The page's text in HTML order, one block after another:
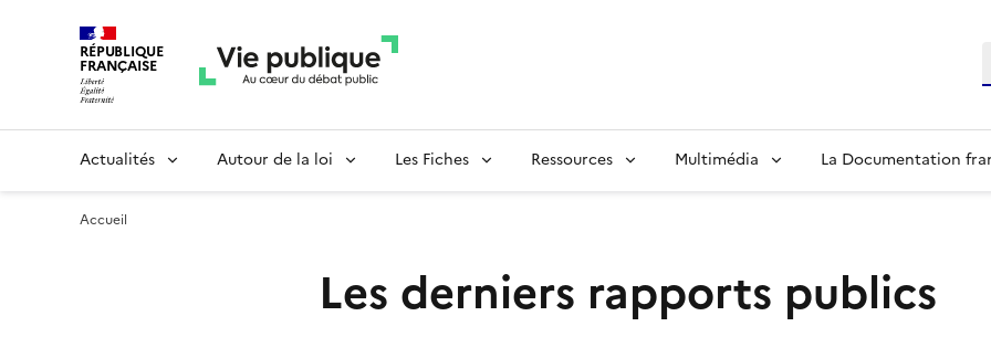
RÉPUBLIQUE
FRANÇAISE
Actualités Autour de la loi Les Fiches Ressources Multimédia La Documentation
Accueil
Les derniers rapports publics